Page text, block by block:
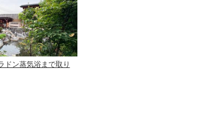
ドン蒸気浴まで取り